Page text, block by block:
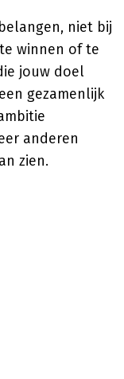
niet bij
winnen of te
jouw doel
gezamenlijk
anderen
zien.